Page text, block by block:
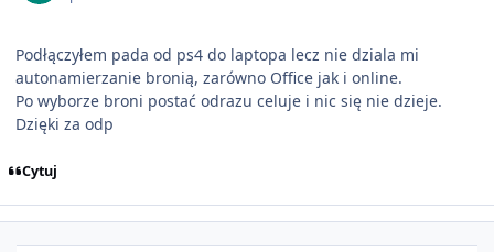
Podłączyłem pada od ps4 do laptopa lecz nie dziala mi
autonamierzanie bronią, zarówno Office jak i online.
Po wyborze broni postać odrazu celuje i nic się nie dzieje.
Dzięki za odp
Cytuj